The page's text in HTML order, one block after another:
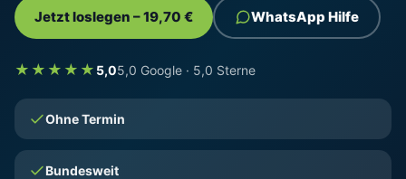
Jetzt loslegen – 19,70 € WhatsApp Hilfe
★★★★★ 5,05,0 Google · 5,0 Sterne
Ohne Termin
Bundesweit